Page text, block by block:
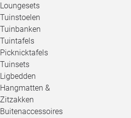
Loungesets
Tuinstoelen
Tuinbanken
Tuintafels
Picknicktafels
Tuinsets
Ligbedden
Hangmatten &
Zitzakken
Buitenaccessoires